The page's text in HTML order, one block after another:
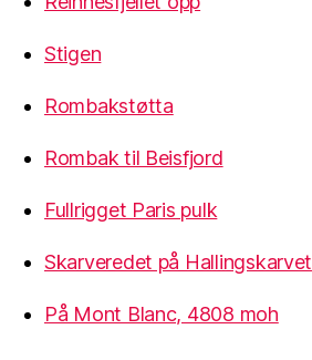
Stigen
Rombakstøtta
Rombak til Beisfjord
Fullrigget Paris pulk
Skarveredet på Hallingskarvet
På Mont Blanc, 4808 moh